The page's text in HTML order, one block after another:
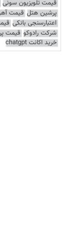
قیمت تلویزیون سونی
پرشین هتل قیمت آهن
اعتبارسنجی بانکی
شرکت رادوکو قیمت
خرید اکانت chatgpt